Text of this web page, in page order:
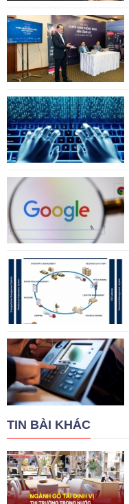
TIN BÀI KHÁC